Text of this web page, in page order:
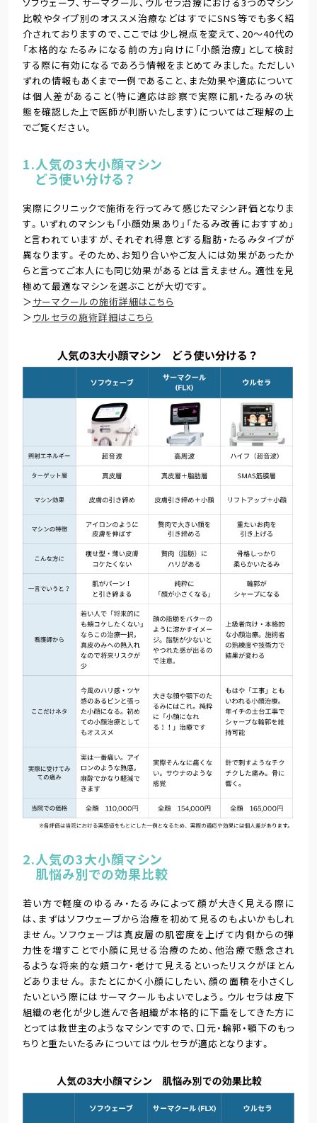
比較やタイプ別のオススメ治療などはすでにSNS等でも多く紹
介されておりますので、ここでは少し視点を変えて、20～40代の
「本格的なたるみになる前の方」向けに「小顔治療」として検討
する際に有効になるであろう情報をまとめてみました。ただしい
ずれの情報もあくまで一例であること、また効果や適応について
は個人差があること（特に適応は診察で実際に肌・たるみの状
態を確認した上で医師が判断いたします）についてはご理解の上
でご覧ください。
1.人気の3大小顔マシン
どう使い分ける？
実際にクリニックで施術を行ってみて感じたマシン評価となりま
す。いずれのマシンも「小顔効果あり」「たるみ改善におすすめ」
と言われていますが、それぞれ得意とする脂肪・たるみタイプが
異なります。そのため、お知り合いやご友人には効果があったか
らと言ってご本人にも同じ効果があるとは言えません。適性を見
極めて最適なマシンを選ぶことが大切です。
＞サーマクールの施術詳細はこちら
＞ ウルセラの施術詳細はこちら
2.人気の3大小顔マシン
肌悩み別での効果比較
若い方で軽度のゆるみ・たるみによって顔が大きく見える際に
は、まずはソフウェーブから治療を初めて見るのもよいかもしれ
ません。ソフウェーブは真皮層の肌密度を上げて内側からの弾
力性を増すことで小顔に見せる治療のため、他治療で懸念され
るような将来的な頬コケ・老けて見えるといったリスクがほとん
どありません。またとにかく小顔にしたい、顔の面積を小さくし
たいという際にはサーマクールもよいでしょう。ウルセラは皮下
組織の老化が少し進んで各組織が本格的に下垂をしてきた方に
とっては救世主のようなマシンですので、口元・輪郭・顎下のもっ
ちりと重たいたるみについてはウルセラが適応となります。